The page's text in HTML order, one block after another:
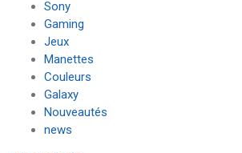
Sony
Gaming
Jeux
Manettes
Couleurs
Galaxy
Nouveautés
news